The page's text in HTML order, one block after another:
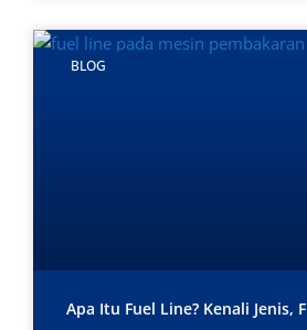
BLOG
Apa Itu Fuel Line? Kenali Jenis,